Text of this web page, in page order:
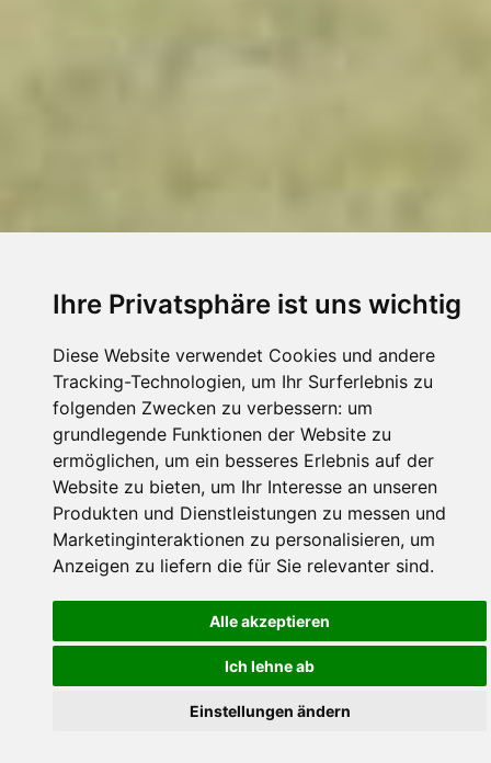
Ihre Privatsphäre ist uns wichtig
Diese Website verwendet Cookies und andere
Tracking-Technologien, um Ihr Surferlebnis zu
folgenden Zwecken zu verbessern: um
grundlegende Funktionen der Website zu
ermöglichen, um ein besseres Erlebnis auf der
Website zu bieten, um Ihr Interesse an unseren
Produkten und Dienstleistungen zu messen und
Marketinginteraktionen zu personalisieren, um
Anzeigen zu liefern die für Sie relevanter sind.
Alle akzeptieren
Ich lehne ab
Einstellungen ändern